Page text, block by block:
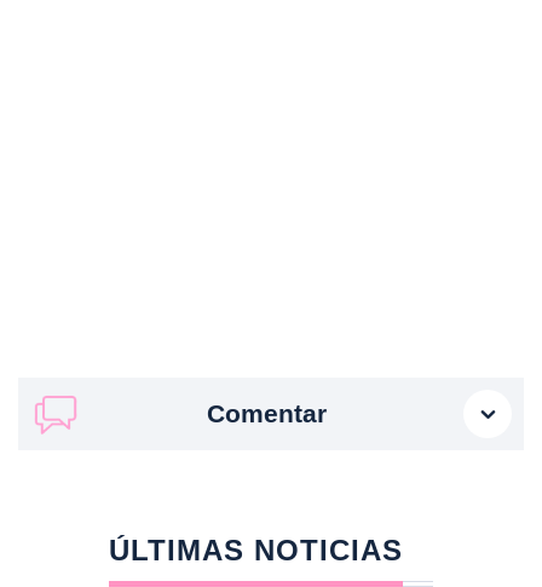
Comentar
ÚLTIMAS NOTICIAS